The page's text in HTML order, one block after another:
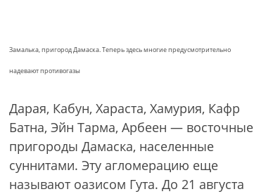
Замалька, пригород Дамаска. Теперь здесь многие предусмотрительно
надевают противогазы
Дарая, Кабун, Хараста, Хамурия, Кафр
Батна, Эйн Тарма, Арбеен — восточные
пригороды Дамаска, населенные
суннитами. Эту агломерацию еще
называют оазисом Гута. До 21 августа